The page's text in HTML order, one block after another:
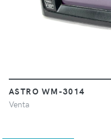
ASTRO WM-3014
Venta